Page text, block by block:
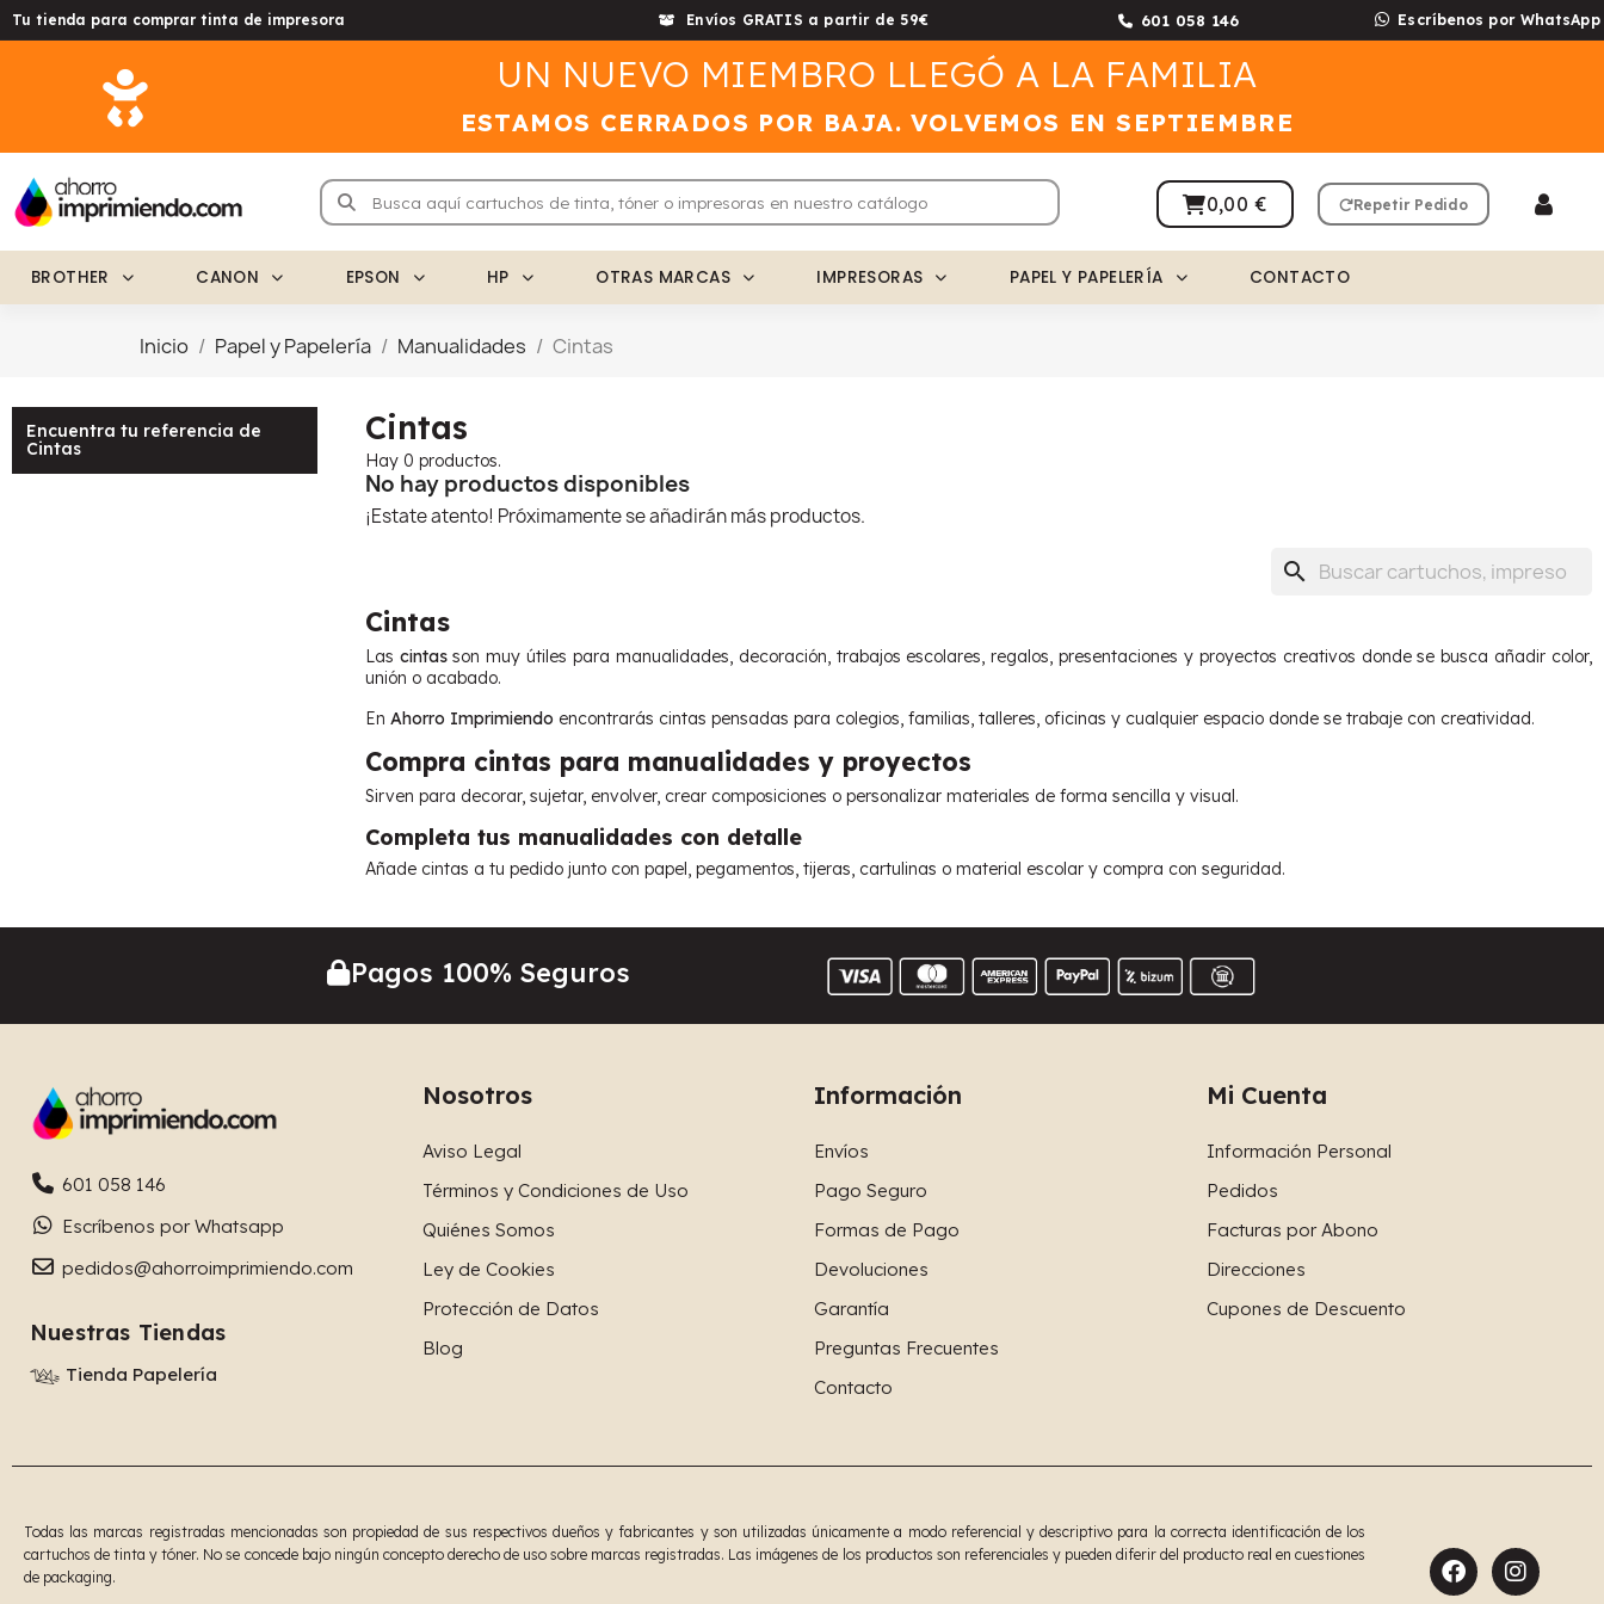
Tu tienda para comprar tinta de impresora Envíos GRATIS a partir de 59€ 601 058 146 Escríbenos por WhatsApp
UN NUEVO MIEMBRO LLEGÓ A LA FAMILIA
ESTAMOS CERRADOS POR BAJA. VOLVEMOS EN SEPTIEMBRE
0,00 € Repetir Pedido
BROTHER CANON EPSON HP OTRAS MARCAS IMPRESORAS PAPEL Y PAPELERÍA CONTACTO
Inicio Papel y Papelería Manualidades Cintas
Encuentra tu referencia de
Cintas
Cintas
Hay 0 productos.
No hay productos disponibles
¡Estate atento! Próximamente se añadirán más productos.
search
Cintas
Las cintasson muy útiles para manualidades, decoración, trabajos escolares, regalos, presentaciones y proyectos creativos donde se busca añadir color,
unión o acabado.
En Ahorro Imprimiendo encontrarás cintas pensadas para colegios, familias, talleres, oficinas y cualquier espacio donde se trabaje con creatividad.
Compra cintas para manualidades y proyectos
Sirven para decorar, sujetar, envolver, crear composiciones o personalizar materiales de forma sencilla y visual.
Completa tus manualidades con detalle
Añade cintas a tu pedido junto con papel, pegamentos, tijeras, cartulinas o material escolar y compra con seguridad.
Pagos 100% Seguros
601 058 146
Escríbenos por Whatsapp
pedidos@ahorroimprimiendo.com
Nuestras Tiendas
Tienda Papelería
Nosotros
Aviso Legal
Términos y Condiciones de Uso
Quiénes Somos
Ley de Cookies
Protección de Datos
Blog
Información
Envíos
Pago Seguro
Formas de Pago
Devoluciones
Garantía
Preguntas Frecuentes
Contacto
Mi Cuenta
Información Personal
Pedidos
Facturas por Abono
Direcciones
Cupones de Descuento
Todas las marcas registradas mencionadas son propiedad de sus respectivos dueños y fabricantes y son utilizadas únicamente a modo referencial y descriptivo para la correcta identificación de los
cartuchos de tinta y tóner. No se concede bajo ningún concepto derecho de uso sobre marcas registradas. Las imágenes de los productos son referenciales y pueden diferir del producto real en cuestiones
de packaging.